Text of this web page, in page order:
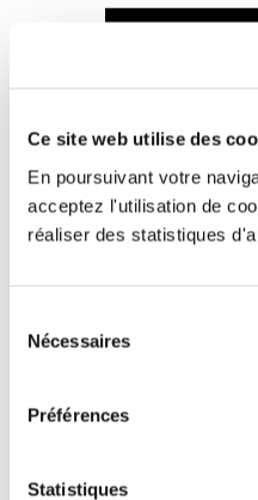
Ce site web utilise des
En poursuivant votre
acceptez l'utilisation de
réaliser des statistiques
Nécessaires
Préférences
Statistiques
Viande et
Valorisation
Autonomie
Qualité air,
Economie de